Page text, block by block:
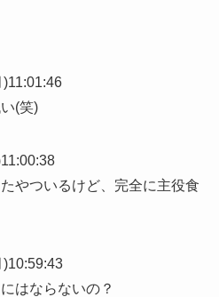
(笑)
やついるけど、完全に主役食
)10:59:43
はならないの？